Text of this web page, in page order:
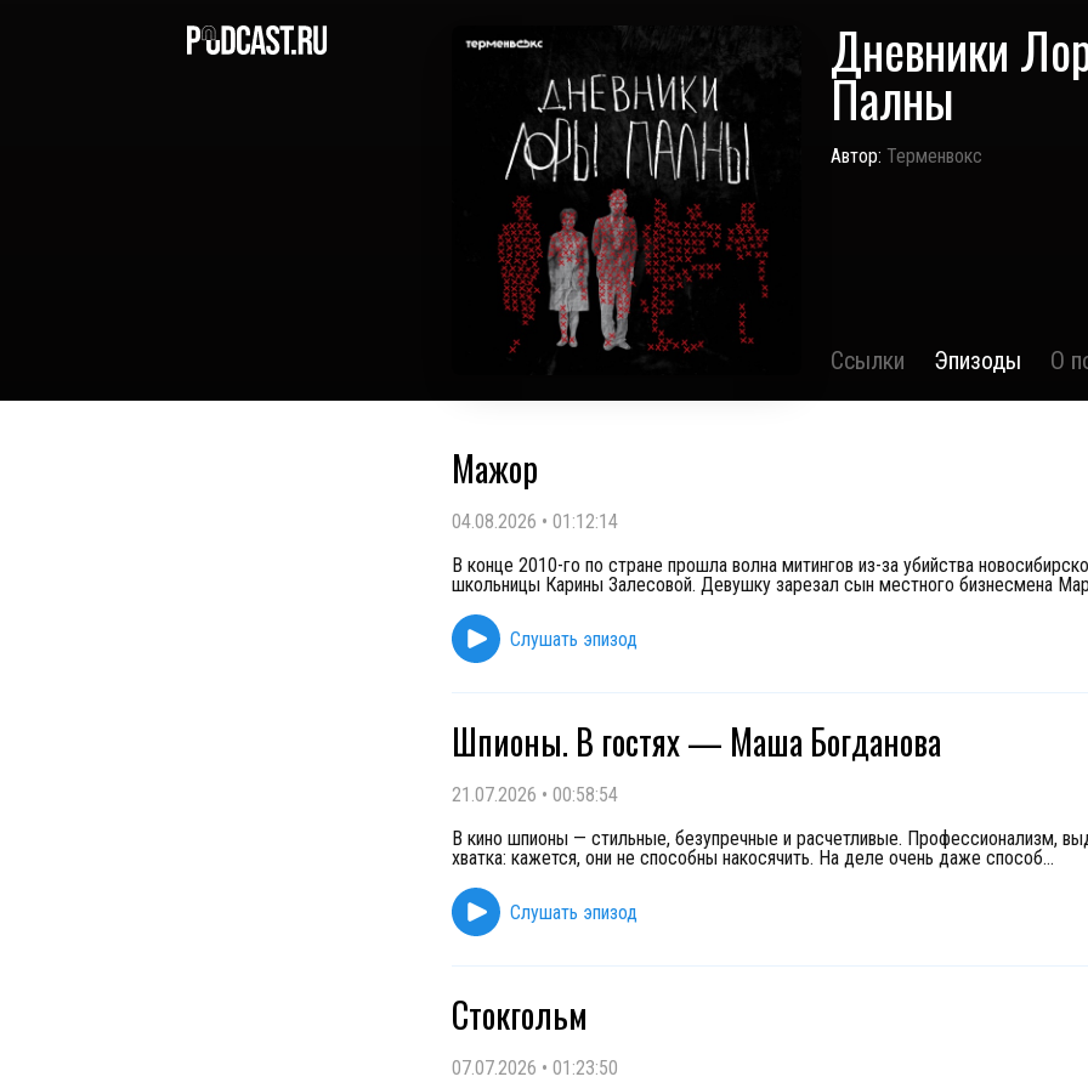
Дневники
Палны
Автор: Терменвокс
Ссылки Эпизоды О
Мажор
04.08.2026 • 01:12:14
В конце 2010-го по стране прошла волна митингов из-за убийства
школьницы Карины Залесовой. Девушку зарезал сын местного бизнесмена
Слушать эпизод
Шпионы. В гостях — Маша Богданова
21.07.2026 • 00:58:54
В кино шпионы — стильные, безупречные и расчетливые. Профессионализм,
хватка: кажется, они не способны накосячить. На деле очень даже способ...
Слушать эпизод
Стокгольм
07.07.2026 • 01:23:50